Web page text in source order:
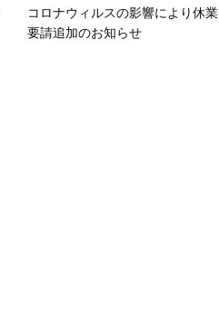
コロナウィルスの影響により休業
要請追加のお知らせ